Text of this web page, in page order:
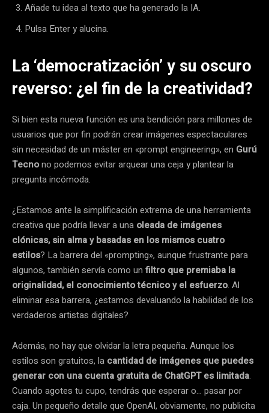
Añade tu idea al texto que ha generado la IA.
Pulsa Enter y alucina.
La ‘democratización’ y su oscuro
reverso: ¿el fin de la creatividad?
Si bien esta nueva función es una bendición para millones de
usuarios que por fin podrán crear imágenes espectaculares
sin necesidad de un máster en «prompt engineering», en Gurú
Tecnono podemos evitar arquear una ceja y plantear la
pregunta incómoda.
¿Estamos ante la simplificación extrema de una herramienta
creativa que podría llevar a una oleada de imágenes
clónicas, sin alma y basadas en los mismos cuatro
estilos? La barrera del «prompting», aunque frustrante para
algunos, también servía como un filtro que premiaba la
originalidad, el conocimiento técnico y el esfuerzo. Al
eliminar esa barrera, ¿estamos devaluando la habilidad de los
verdaderos artistas digitales?
Además, no hay que olvidar la letra pequeña. Aunque los
estilos son gratuitos, la cantidad de imágenes que puedes
generar con una cuenta gratuita de ChatGPT es limitada.
Cuando agotes tu cupo, tendrás que esperar o… pasar por
caja. Un pequeño detalle que OpenAI, obviamente, no publicita